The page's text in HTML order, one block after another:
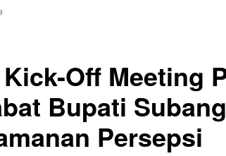
Off Meeting
Bupati
Persepsi